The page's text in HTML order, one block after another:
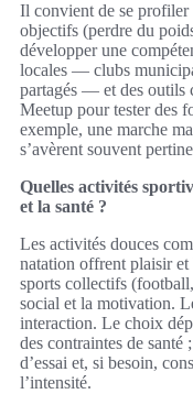
Il convient de se profiler
objectifs (perdre du
développer une
locales — clubs
partagés — et des outils
Meetup pour tester des
exemple, une marche
s’avèrent souvent
Quelles activités
et la santé ?
Les activités douces
natation offrent plaisir et
sports collectifs
social et la motivation.
interaction. Le choix
des contraintes de santé
d’essai et, si besoin,
l’intensité.